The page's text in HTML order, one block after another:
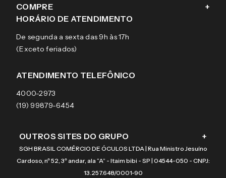
Sobre a eÓtica
Aviso de privacidade
Termos e condições de uso
Trocas e Devoluções
Pagamentos
Garantias
Ray-Ban
Tecnol
Arnette
Burberry
COMPRE +
Óculos de sol
Lentes de contato
HORÁRIO DE ATENDIMENTO
De segunda a sexta das 9h às 17h
(Exceto feriados)
ATENDIMENTO TELEFÔNICO
4000-2973
(19) 99879-6454
OUTROS SITES DO GRUPO +
SGH BRASIL COMÉRCIO DE ÓCULOS LTDA | Rua Ministro Jesuíno
Cardoso, nº 52, 3º andar, ala “A” - Itaim bibi - SP | 04544-050 - CNPJ:
13.257.648/0001-90